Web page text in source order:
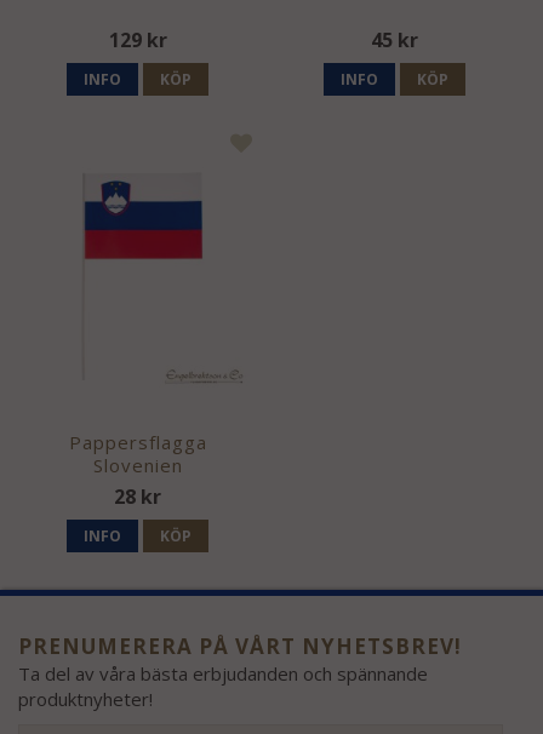
129 kr
INFO KÖP
45 kr
INFO KÖP
Pappersflagga
Slovenien
28 kr
INFO KÖP
PRENUMERERA PÅ VÅRT NYHETSBREV!
Ta del av våra bästa erbjudanden och spännande
produktnyheter!